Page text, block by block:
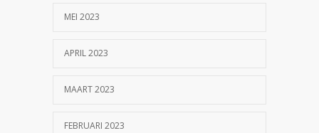
MEI 2023
APRIL 2023
MAART 2023
FEBRUARI 2023